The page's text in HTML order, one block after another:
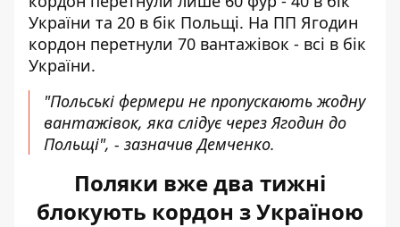
України та 20 в бік Польщі. На ПП Ягодин
кордон перетнули 70 вантажівок - всі в бік
України.
"Польські фермери не пропускають жодну
вантажівок, яка слідує через Ягодин до
Польщі", - зазначив Демченко.
Поляки вже два тижні
блокують кордон з Україною